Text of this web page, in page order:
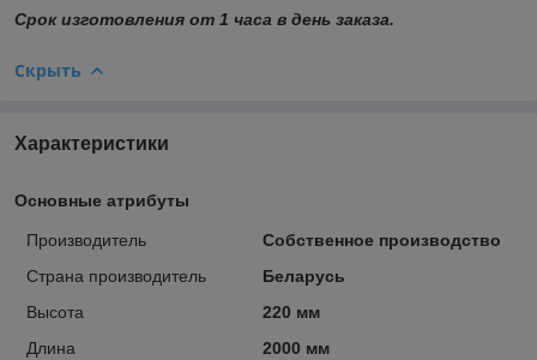
Срок изготовления от 1 часа в день заказа.
Скрыть
Характеристики
Основные атрибуты
Производитель
Собственное производство
Страна производитель
Беларусь
Высота
220 мм
Длина
2000 мм